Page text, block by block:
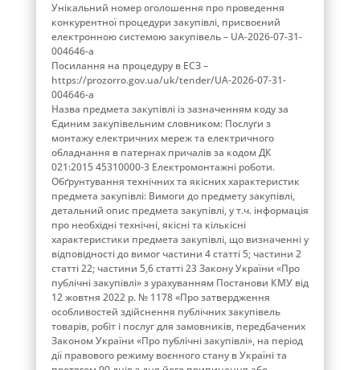
Унікальний номер оголошення про проведення
конкурентної процедури закупівлі, присвоєний
електронною системою закупівель – UA-2026-07-31-
004646-a
Посилання на процедуру в ЕСЗ –
https://prozorro.gov.ua/uk/tender/UA-2026-07-31-
004646-a
Назва предмета закупівлі із зазначенням коду за
Єдиним закупівельним словником: Послуги з
монтажу електричних мереж та електричного
обладнання в патернах причалів за кодом ДК
021:2015 45310000-3 Електромонтажні роботи.
Обґрунтування технічних та якісних характеристик
предмета закупівлі: Вимоги до предмету закупівлі,
детальний опис предмета закупівлі, у т.ч. інформація
про необхідні технічні, якісні та кількісні
характеристики предмета закупівлі, що визначенні у
відповідності до вимог частини 4 статті 5; частини 2
статті 22; частини 5,6 статті 23 Закону України «Про
публічні закупівлі» з урахуванням Постанови КМУ від
12 жовтня 2022 р. № 1178 «Про затвердження
особливостей здійснення публічних закупівель
товарів, робіт і послуг для замовників, передбачених
Законом України «Про публічні закупівлі», на період
дії правового режиму воєнного стану в Україні та